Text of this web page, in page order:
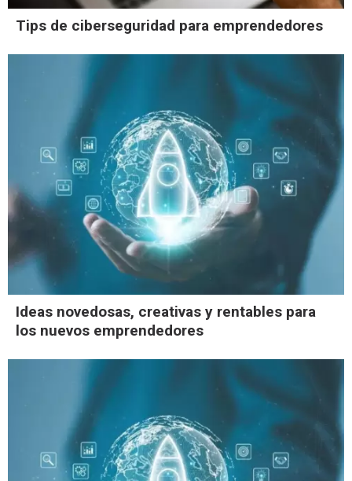
Tips de ciberseguridad para emprendedores
Ideas novedosas, creativas y rentables para
los nuevos emprendedores